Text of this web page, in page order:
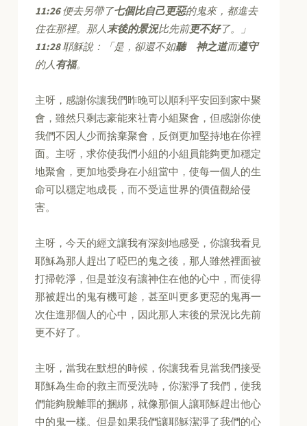
11:26便去另帶了七個比自己更惡的鬼來，都進去
住在那裡。那人 末後的景況比先前更不好了。」
11:28耶穌說：「是，卻還不如聽 神之道而遵守
的人 有福。
主呀，感謝你讓我們昨晚可以順利平安回到家中聚
會，雖然只剩志豪能來社青小組聚會，但感謝你使
我們不因人少而捨棄聚會，反倒更加堅持地在你裡
面。主呀，求你使我們小組的小組員能夠更加穩定
地聚會，更加地委身在小組當中，使每一個人的生
命可以穩定地成長，而不受這世界的價值觀給侵
害。
主呀，今天的經文讓我有深刻地感受，你讓我看見
耶穌為那人趕出了啞巴的鬼之後，那人雖然裡面被
打掃乾淨，但是並沒有讓神住在他的心中，而使得
那被趕出的鬼有機可趁，甚至叫更多更惡的鬼再一
次住進那個人的心中，因此那人末後的景況比先前
更不好了。
主呀，當我在默想的時候，你讓我看見當我們接受
耶穌為生命的救主而受洗時，你潔淨了我們，使我
們能夠脫離罪的捆綁，就像那個人讓耶穌趕出他心
中的鬼一樣。但是如果我們讓耶穌潔淨了我們的心